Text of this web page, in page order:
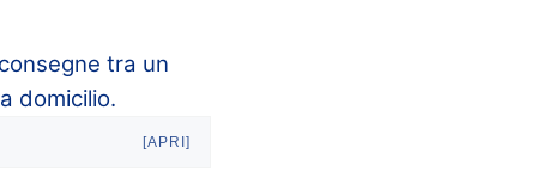
tra un
domicilio.
[APRI]